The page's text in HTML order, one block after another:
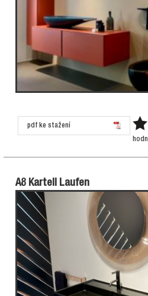
pdf ke stažení
A8 Kartell Laufen